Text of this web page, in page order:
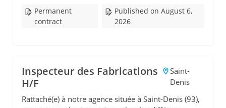
Permanent
contract
Published on August 6,
2026
Inspecteur des Fabrications
H/F
Saint-
Denis
Rattaché(e) à notre agence située à Saint-Denis (93),